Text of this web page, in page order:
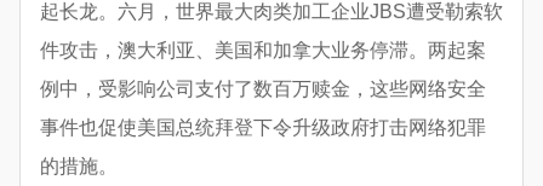
起长龙。六月，世界最大肉类加工企业JBS遭受勒索软
件攻击，澳大利亚、美国和加拿大业务停滞。两起案
例中，受影响公司支付了数百万赎金，这些网络安全
事件也促使美国总统拜登下令升级政府打击网络犯罪
的措施。